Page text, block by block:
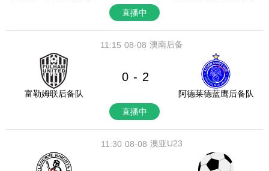
直播中
08-08
11:15 澳南后备
富勒姆联后备队
0 - 2
阿德莱德蓝鹰后备队
直播中
08-08
11:30 澳亚U23